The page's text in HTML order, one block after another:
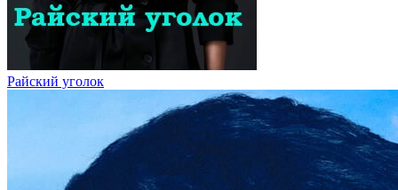
Райский уголок